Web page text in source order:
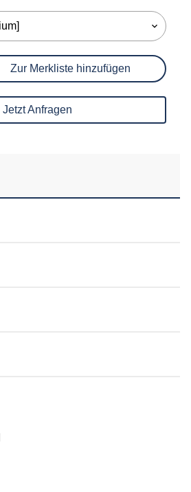
keyboard_arrow_down
Zur Merkliste hinzufügen
Jetzt Anfragen